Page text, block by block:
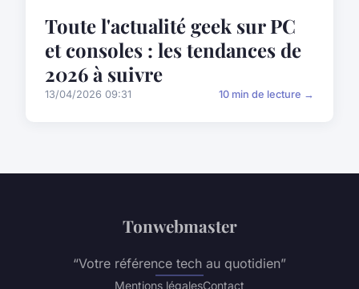
Toute l'actualité geek sur PC
et consoles : les tendances de
2026 à suivre
13/04/2026 09:31 10 min de lecture →
Tonwebmaster
“Votre référence tech au quotidien”
Mentions légalesContact